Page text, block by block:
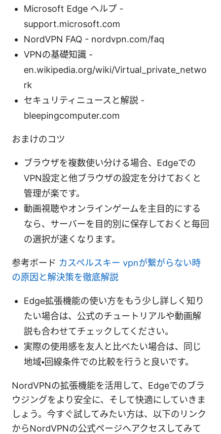
Microsoft Edge ヘルプ -
support.microsoft.com
NordVPN FAQ - nordvpn.com/faq
VPNの基礎知識 -
en.wikipedia.org/wiki/Virtual_private_netwo
rk
セキュリティニュースと解説 -
bleepingcomputer.com
おまけのコツ
ブラウザを複数使い分ける場合、Edgeでの
VPN設定と他ブラウザの設定を分けておくと
管理が楽です。
動画視聴やオンラインゲームを主目的にする
なら、サーバーを目的別に保存しておくと毎回
の選択が速くなります。
参考ボード カスペルスキー vpnが繋がらない時
の原因と解決策を徹底解説
Edge拡張機能の使い方をもう少し詳しく知り
たい場合は、公式のチュートリアルや動画解
説も合わせてチェックしてください。
実際の使用感を友人と比べたい場合は、同じ
地域・回線条件での比較を行うと良いです。
NordVPNの拡張機能を活用して、Edgeでのブラ
ウジングをより安全に、そして快適にしていきま
しょう。今すぐ試してみたい方は、以下のリンク
からNordVPNの公式ページへアクセスしてみて